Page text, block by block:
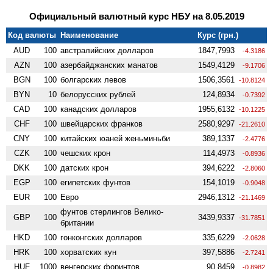
Официальный валютный курс НБУ на 8.05.2019
Код валюты Наименование
Курс (грн.)
AUD
100 австралийских долларов 1847,7993 -4.3186
AZN 100 азербайджанских манатов 1549,4129 -9.1706
BGN 100 болгарских левов 1506,3561 -10.8124
BYN 10 белорусских рублей 124,8934 -0.7392
CAD 100 канадских долларов 1955,6132 -10.1225
CHF 100 швейцарских франков 2580,9297 -21.2610
CNY 100 китайских юаней женьминьби 389,1337 -2.4776
CZK 100 чешских крон 114,4973 -0.8936
DKK 100 датских крон 394,6222 -2.8060
EGP 100 египетских фунтов 154,1019 -0.9048
EUR 100 Евро 2946,1312 -21.1469
GBP 100
фунтов стерлингов Велико­
британии
3439,9337 -31.7851
HKD 100 гонконгских долларов 335,6229 -2.0628
HRK 100 хорватских кун 397,5886 -2.7241
HUF 1000 венгерских форинтов 90,8459 -0.8982